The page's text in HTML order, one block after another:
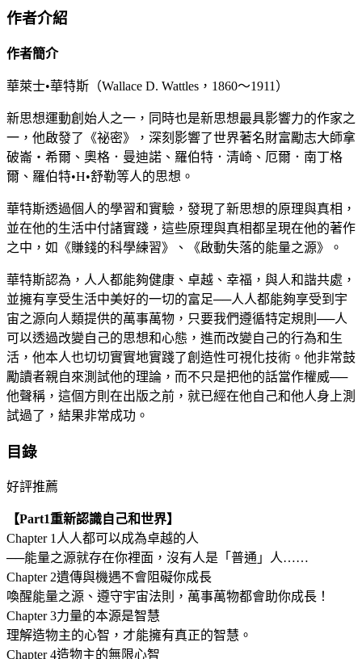
作者介紹
作者簡介
華萊士•華特斯（Wallace D. Wattles，1860～1911）
新思想運動創始人之一，同時也是新思想最具影響力的作家之
一，他啟發了《祕密》，深刻影響了世界著名財富勵志大師拿
破崙‧希爾、奧格．曼迪諾、羅伯特．清崎、厄爾．南丁格
爾、羅伯特•H•舒勒等人的思想。
華特斯透過個人的學習和實驗，發現了新思想的原理與真相，
並在他的生活中付諸實踐，這些原理與真相都呈現在他的著作
之中，如《賺錢的科學練習》、《啟動失落的能量之源》。
華特斯認為，人人都能夠健康、卓越、幸福，與人和諧共處，
並擁有享受生活中美好的一切的富足──人人都能夠享受到宇
宙之源向人類提供的萬事萬物，只要我們遵循特定規則──人
可以透過改變自己的思想和心態，進而改變自己的行為和生
活，他本人也切切實實地實踐了創造性可視化技術。他非常鼓
勵讀者親自來測試他的理論，而不只是把他的話當作權威──
他聲稱，這個方則在出版之前，就已經在他自己和他人身上測
試過了，結果非常成功。
目錄
好評推薦
【Part1重新認識自己和世界】
Chapter 1人人都可以成為卓越的人
──能量之源就存在你裡面，沒有人是「普通」人……
Chapter 2遺傳與機遇不會阻礙你成長
喚醒能量之源、遵守宇宙法則，萬事萬物都會助你成長！
Chapter 3力量的本源是智慧
理解造物主的心智，才能擁有真正的智慧。
Chapter 4造物主的無限心智